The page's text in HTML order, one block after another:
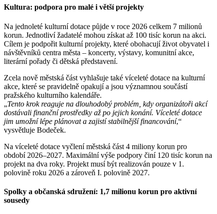
Kultura: podpora pro malé i větší projekty
Na jednoleté kulturní dotace půjde v roce 2026 celkem 7 milionů
korun. Jednotliví žadatelé mohou získat až 100 tisíc korun na akci.
Cílem je podpořit kulturní projekty, které obohacují život obyvatel i
návštěvníků centra města – koncerty, výstavy, komunitní akce,
literární pořady či dětská představení.
Zcela nově městská část vyhlašuje také víceleté dotace na kulturní
akce, které se pravidelně opakují a jsou významnou součástí
pražského kulturního kalendáře.
„Tento krok reaguje na dlouhodobý problém, kdy organizátoři akcí
dostávali finanční prostředky až po jejich konání. Víceleté dotace
jim umožní lépe plánovat a zajistí stabilnější financování,“
vysvětluje Bodeček.
Na víceleté dotace vyčlení městská část 4 miliony korun pro
období 2026–2027. Maximální výše podpory činí 120 tisíc korun na
projekt na dva roky. Projekt musí být realizován pouze v 1.
polovině roku 2026 a zároveň I. polovině 2027.
Spolky a občanská sdružení: 1,7 milionu korun pro aktivní
sousedy